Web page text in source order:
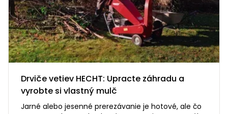
Drviče vetiev HECHT: Upracte záhradu a
vyrobte si vlastný mulč
Jarné alebo jesenné prerezávanie je hotové, ale čo